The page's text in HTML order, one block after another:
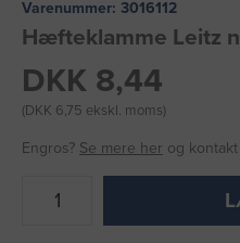
Varenummer: 3016112
Hæfteklamme Leitz
DKK 8,44
(DKK 6,75 ekskl. moms)
Engros? Se mere her og